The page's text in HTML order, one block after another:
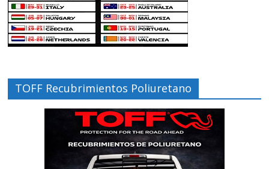
TOFF Recubrimientos Poliuretano